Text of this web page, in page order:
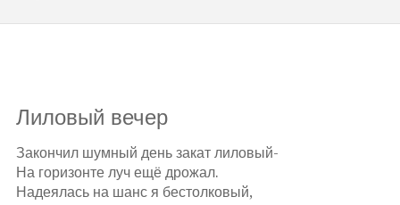
Лиловый вечер
Закончил шумный день закат лиловый-
На горизонте луч ещё дрожал.
Надеялась на шанс я бестолковый,